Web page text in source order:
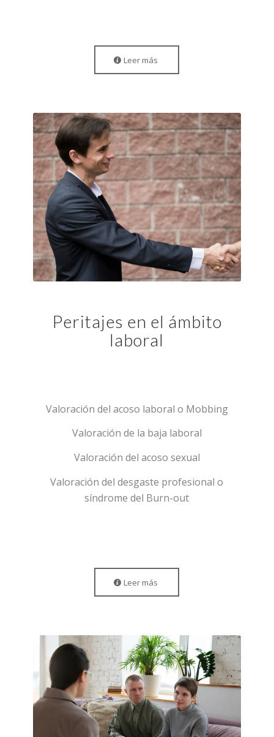
Leer más
Peritajes en el ámbito
laboral
Valoración del acoso laboral o Mobbing
Valoración de la baja laboral
Valoración del acoso sexual
Valoración del desgaste profesional o
síndrome del Burn-out
Leer más